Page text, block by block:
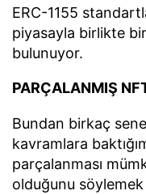
ERC-1155
piyasayla birlikte
bulunuyor.
PARÇALANMIŞ
Bundan birkaç
kavramlara
parçalanması
olduğunu